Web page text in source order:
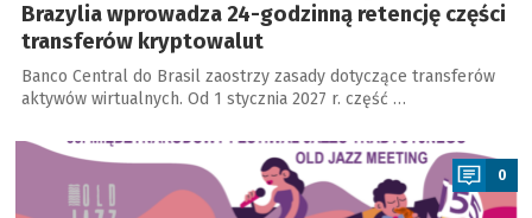
Brazylia wprowadza 24-godzinną retencję części
transferów kryptowalut
Banco Central do Brasil zaostrzy zasady dotyczące transferów
aktywów wirtualnych. Od 1 stycznia 2027 r. część …
a
0